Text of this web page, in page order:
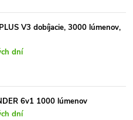
V3 dobíjacie, 3000 lúmenov,
dní
6v1 1000 lúmenov
dní